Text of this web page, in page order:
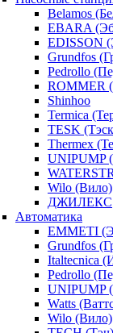
Belamos
EBARA
EDISSON
Grundfos
Pedrollo
ROMMER
Shinhoo
Termica
TESK
Thermex
UNIPUMP
Wilo (Вило)
ДЖИЛЕКС
Автоматика
EMMETI
Grundfos
Italtecnica
Pedrollo
UNIPUMP
Watts
Wilo (Вило)